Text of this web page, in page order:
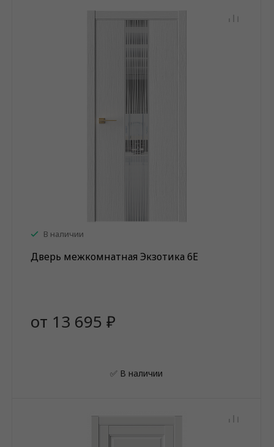
В наличии
Дверь межкомнатная Экзотика 6Е
от 13 695 ₽
✅ В наличии